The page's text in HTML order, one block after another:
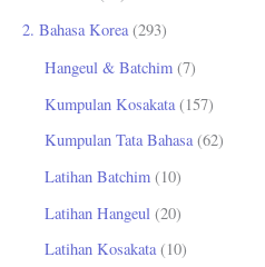
2. Bahasa Korea(293)
Hangeul & Batchim (7)
Kumpulan Kosakata (157)
Kumpulan Tata Bahasa(62)
Latihan Batchim (10)
Latihan Hangeul (20)
Latihan Kosakata(10)